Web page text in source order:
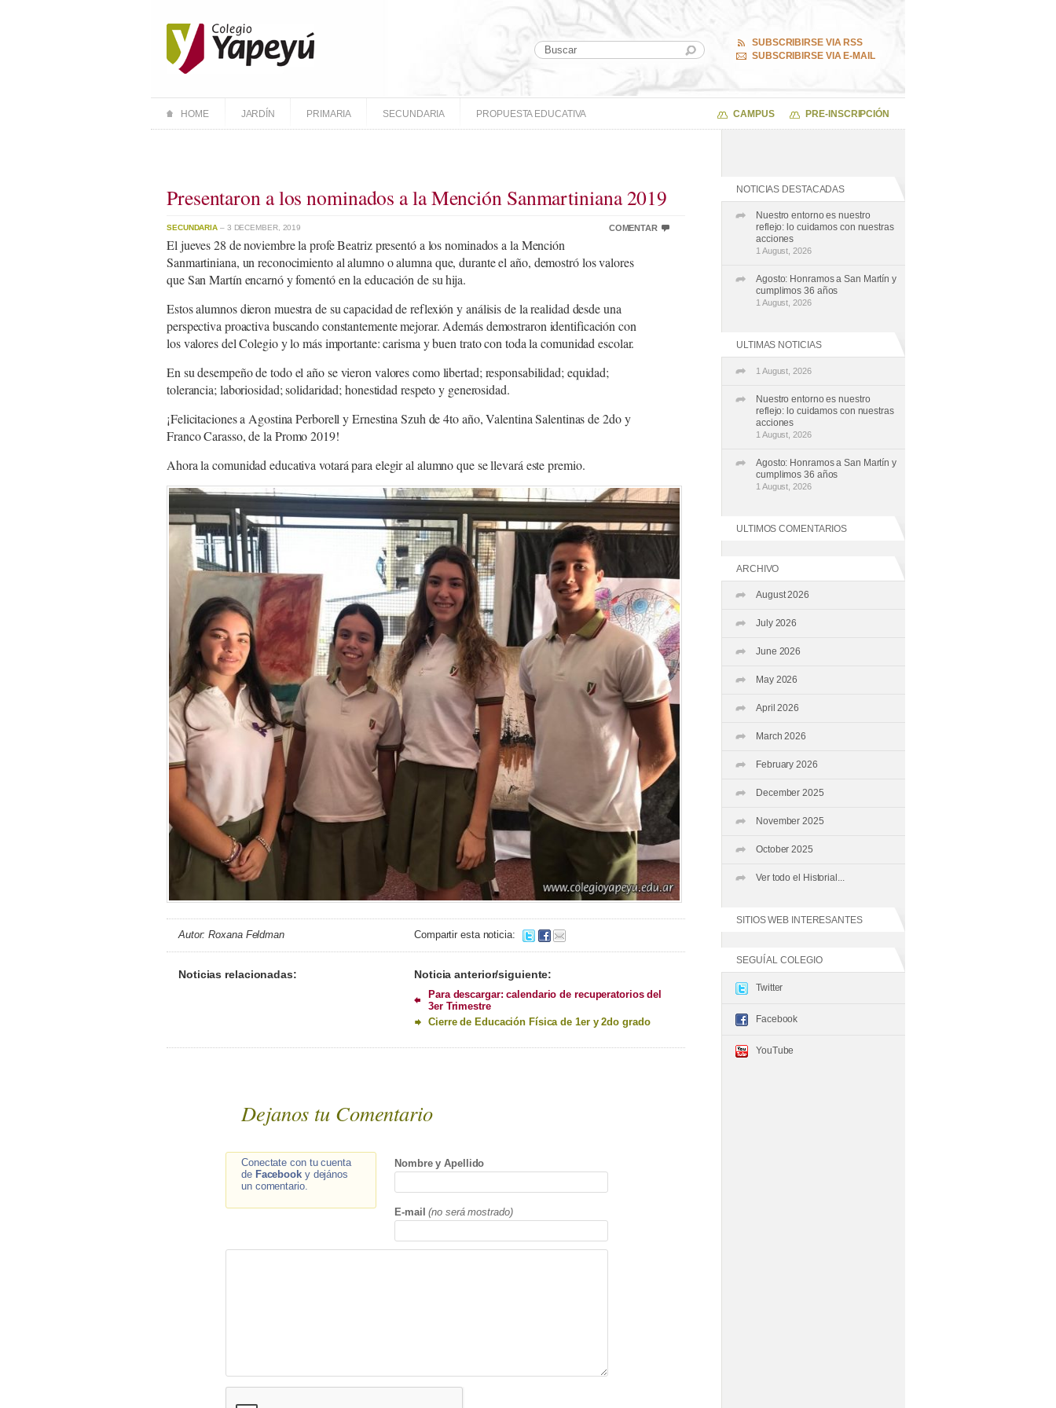
SUBSCRIBIRSE VIA RSS
SUBSCRIBIRSE VIA E-MAIL
HOME JARDÍN PRIMARIA SECUNDARIA PROPUESTA EDUCATIVA CAMPUS PRE-INSCRIPCIÓN
Presentaron a los nominados a la Mención Sanmartiniana 2019
SECUNDARIA – 3 DECEMBER, 2019 COMENTAR
El jueves 28 de noviembre la profe Beatriz presentó a los nominados a la Mención
Sanmartiniana, un reconocimiento al alumno o alumna que, durante el año, demostró los valores
que San Martín encarnó y fomentó en la educación de su hija.
Estos alumnos dieron muestra de su capacidad de reflexión y análisis de la realidad desde una
perspectiva proactiva buscando constantemente mejorar. Además demostraron identificación con
los valores del Colegio y lo más importante: carisma y buen trato con toda la comunidad escolar.
En su desempeño de todo el año se vieron valores como libertad; responsabilidad; equidad;
tolerancia; laboriosidad; solidaridad; honestidad respeto y generosidad.
¡Felicitaciones a Agostina Perborell y Ernestina Szuh de 4to año, Valentina Salentinas de 2do y
Franco Carasso, de la Promo 2019!
Ahora la comunidad educativa votará para elegir al alumno que se llevará este premio.
Autor: Roxana Feldman Compartir esta noticia:
Noticias relacionadas: Noticia anterior/siguiente:
Para descargar: calendario de recuperatorios del
3er Trimestre
Cierre de Educación Física de 1er y 2do grado
Dejanos tu Comentario
Conectate con tu cuenta
de Facebooky dejános
un comentario.
Nombre y Apellido
E-mail (no será mostrado)
NOTICIAS DESTACADAS
Nuestro entorno es nuestro
reflejo: lo cuidamos con nuestras
acciones
1 August, 2026
Agosto: Honramos a San Martín y
cumplimos 36 años
1 August, 2026
ULTIMAS NOTICIAS
1 August, 2026
Nuestro entorno es nuestro
reflejo: lo cuidamos con nuestras
acciones
1 August, 2026
Agosto: Honramos a San Martín y
cumplimos 36 años
1 August, 2026
ULTIMOS COMENTARIOS
ARCHIVO
August 2026
July 2026
June 2026
May 2026
April 2026
March 2026
February 2026
December 2025
November 2025
October 2025
Ver todo el Historial...
SITIOS WEB INTERESANTES
SEGUÍ AL COLEGIO
Twitter
Facebook
YouTube